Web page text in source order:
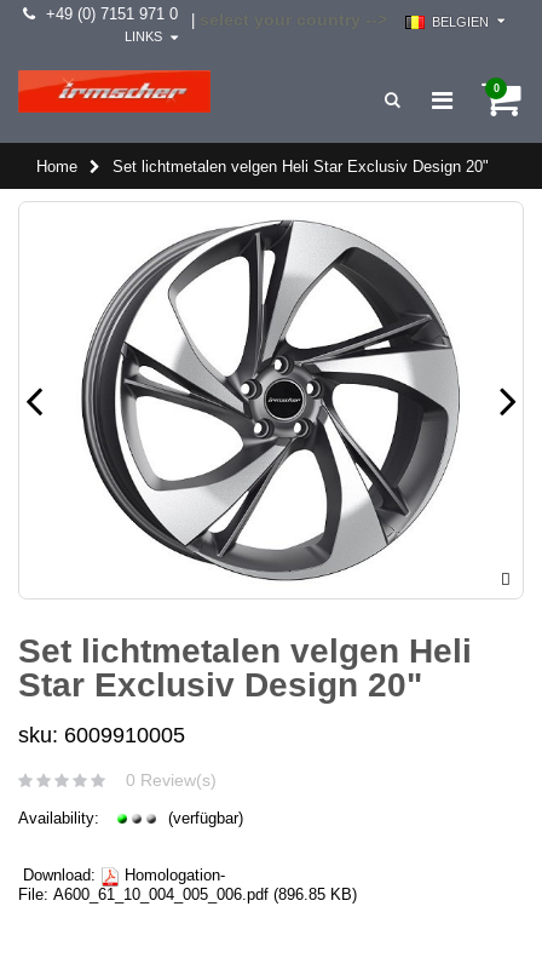
+49 (0) 7151 971 0
BELGIEN
LINKS
0
Home Set lichtmetalen velgen Heli Star Exclusiv Design 20"
Set lichtmetalen velgen Heli
Star Exclusiv Design 20"
sku: 6009910005
0 Review(s)
Availability: (verfügbar)
Download:
Homologation-
File: A600_61_10_004_005_006.pdf (896.85 KB)